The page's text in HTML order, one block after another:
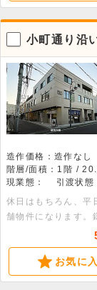
小町通り沿
食可の小箱
造作価格：造作なし
階層/面積：1階 /
現業態：
引渡状態
休日はもちろん、平
舗物件になります。
は、お探しの出店
ルトン状態でのお
ができます。人気
下さい。
お気に